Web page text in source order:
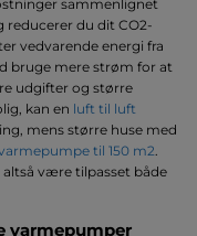
sammenlignet
reducerer du dit CO2-
vedvarende energi fra
bruge mere strøm for at
udgifter og større
kan en luft til luft
mens større huse med
til 150 m2.
være tilpasset både
varmepumper